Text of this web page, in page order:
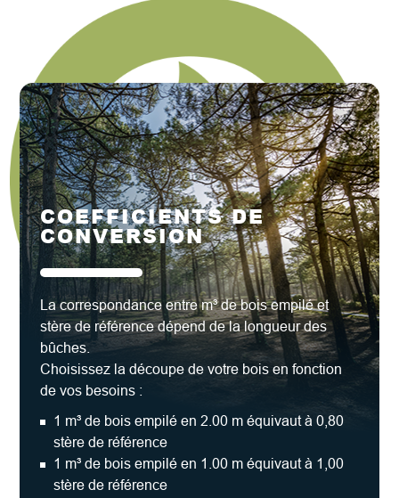
COEFFICIENTS DE
CONVERSION
La correspondance entre m³ de bois empilé et
stère de référence dépend de la longueur des
bûches.
Choisissez la découpe de votre bois en fonction
de vos besoins :
1 m³ de bois empilé en 2.00 m équivaut à 0,80
stère de référence
1 m³ de bois empilé en 1.00 m équivaut à 1,00
stère de référence